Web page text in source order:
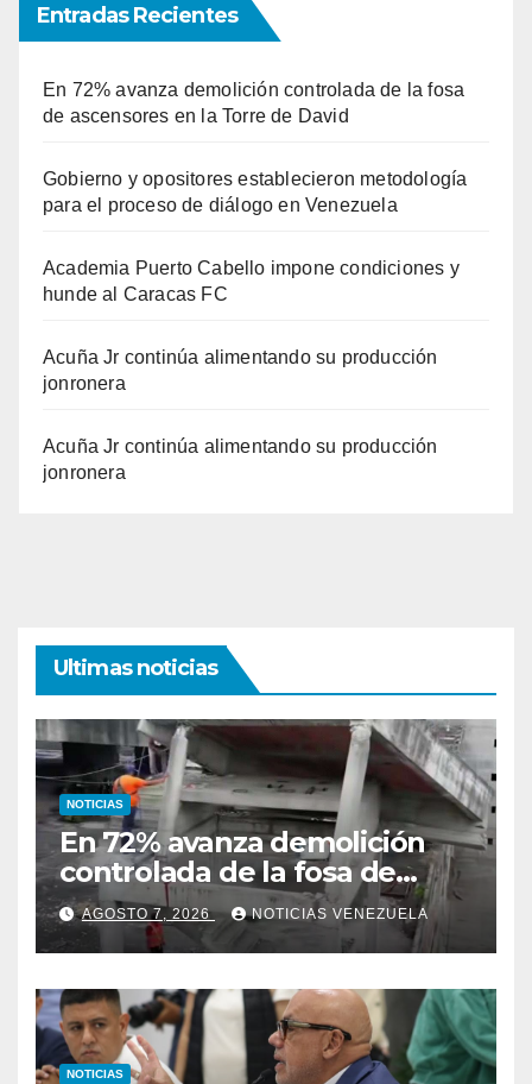
Entradas Recientes
En 72% avanza demolición controlada de la fosa
de ascensores en la Torre de David
Gobierno y opositores establecieron metodología
para el proceso de diálogo en Venezuela
Academia Puerto Cabello impone condiciones y
hunde al Caracas FC
Acuña Jr continúa alimentando su producción
jonronera
Acuña Jr continúa alimentando su producción
jonronera
Ultimas noticias
NOTICIAS
En 72% avanza demolición
controlada de la fosa de
ascensores en la Torre de
David
AGOSTO 7, 2026 NOTICIAS VENEZUELA
NOTICIAS